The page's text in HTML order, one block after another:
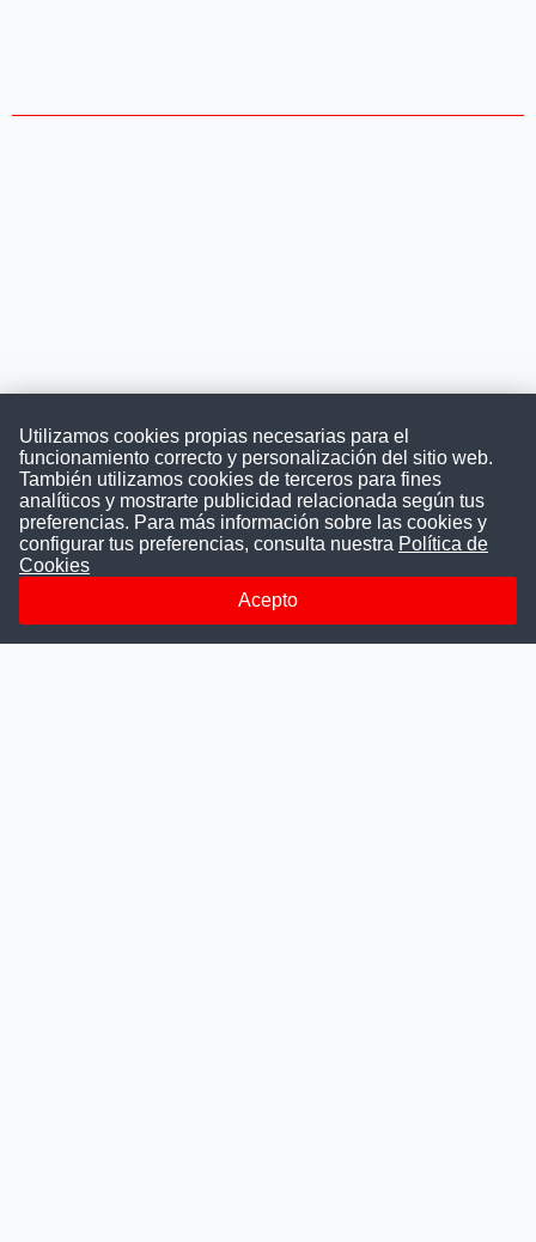
Convocatoriasdetrabajo.com
ConvocatoriasDeTrabajo.com es una plataforma informativa
la difusión y transparencia de los concursos públicos, además
ayudamos a las instituciones a encontrar a los mejores
talentos. A nuestros usuarios le brindamos en un solo lugar
Utilizamos cookies propias necesarias para el
funcionamiento correcto y personalización del sitio web.
También utilizamos cookies de terceros para fines
analíticos y mostrarte publicidad relacionada según tus
preferencias. Para más información sobre las cookies y
configurar tus preferencias, consulta nuestra Política de
Cookies
Acepto